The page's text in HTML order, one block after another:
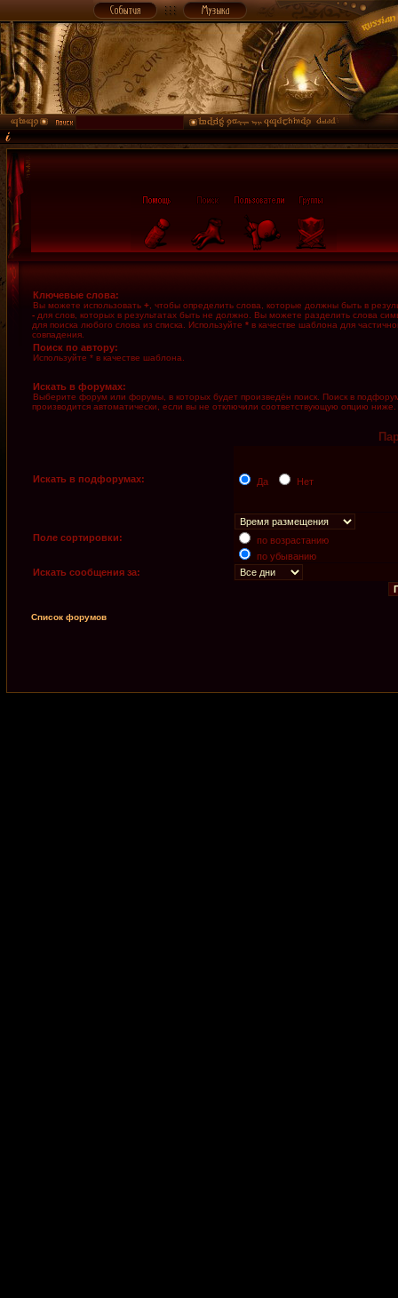
Ключевые слова:
Вы можете использовать + , чтобы определить слова, которые должны быть в
- для слов, которых в результатах быть не должно. Вы можете разделить слова
для поиска любого слова из списка. Используйте * в качестве шаблона для
совпадения.
Поиск по автору:
Используйте * в качестве шаблона.
Искать в форумах:
Выберите форум или форумы, в которых будет произведён поиск. Поиск в
производится автоматически, если вы не отключили соответствующую опцию ниже.
Искать в подфорумах: Да Нет
Поле сортировки:
по возрастанию
по убыванию
Искать сообщения за:
Список форумов